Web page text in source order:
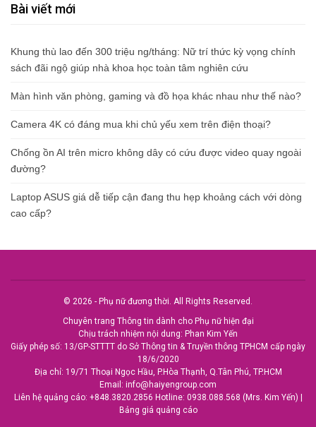
Bài viết mới
Khung thù lao đến 300 triệu ng/tháng: Nữ trí thức kỳ vọng chính
sách đãi ngộ giúp nhà khoa học toàn tâm nghiên cứu
Màn hình văn phòng, gaming và đồ họa khác nhau như thế nào?
Camera 4K có đáng mua khi chủ yếu xem trên điện thoại?
Chống ồn AI trên micro không dây có cứu được video quay ngoài
đường?
Laptop ASUS giá dễ tiếp cận đang thu hẹp khoảng cách với dòng
cao cấp?
© 2026 - Phụ nữ đương thời. All Rights Reserved.
Chuyên trang Thông tin dành cho Phụ nữ hiện đại
Chịu trách nhiệm nội dung: Phan Kim Yến
Giấy phép số: 13/GP-STTTT do Sở Thông tin & Truyền thông TPHCM cấp ngày
18/6/2020
Địa chỉ: 19/71 Thoại Ngọc Hầu, P.Hòa Thạnh, Q.Tân Phú, TP.HCM
Email: info@haiyengroup.com
Liên hệ quảng cáo: +848.3820.2856 Hotline: 0938.088.568 (Mrs. Kim Yến)
Bảng giá quảng cáo